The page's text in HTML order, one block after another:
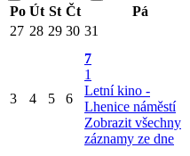
Po Út St Čt Pá
27 28 29 30 31
3 4 5 6
7
1
Letní kino -
Lhenice náměstí
Zobrazit všechny
záznamy ze dne